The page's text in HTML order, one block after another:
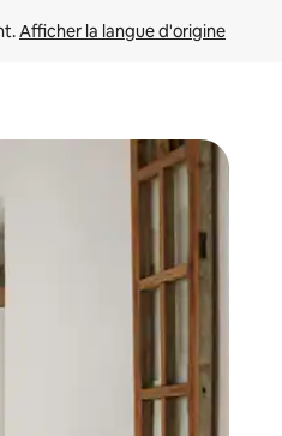
Afficher la langue d'origine